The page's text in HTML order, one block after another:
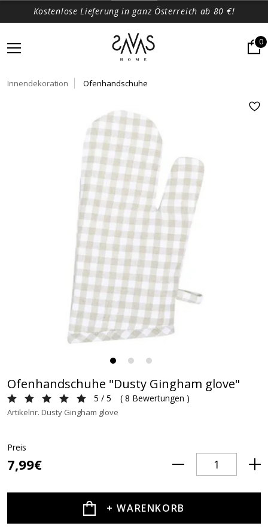
Kostenlose Lieferung in ganz Österreich ab 80 €!
0
Innendekoration Ofenhandschuhe
Ofenhandschuhe "Dusty Gingham glove"
5 / 5 ( 8 Bewertungen )
Artikelnr. Dusty Gingham glove
Preis
7,99€
+ WARENKORB